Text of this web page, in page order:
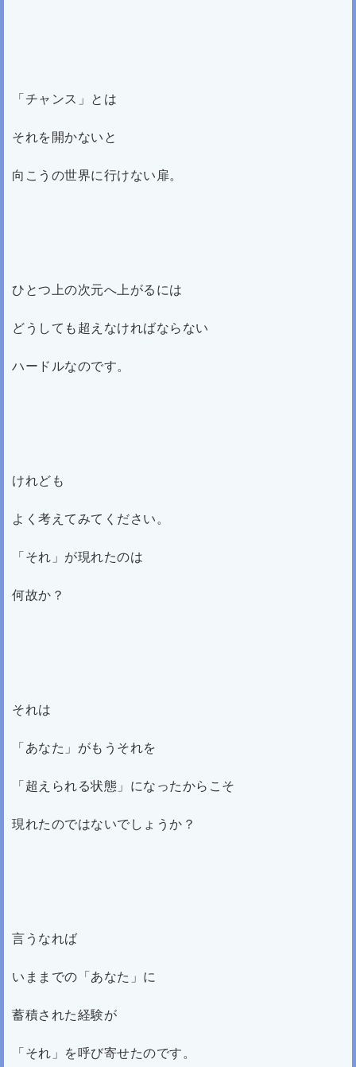
「チャンス」とは
それを開かないと
向こうの世界に行けない扉。
ひとつ上の次元へ上がるには
どうしても超えなければならない
ハードルなのです。
けれども
よく考えてみてください。
「それ」が現れたのは
何故か？
それは
「あなた」がもうそれを
「超えられる状態」になったからこそ
現れたのではないでしょうか？
言うなれば
いままでの「あなた」に
蓄積された経験が
「それ」を呼び寄せたのです。